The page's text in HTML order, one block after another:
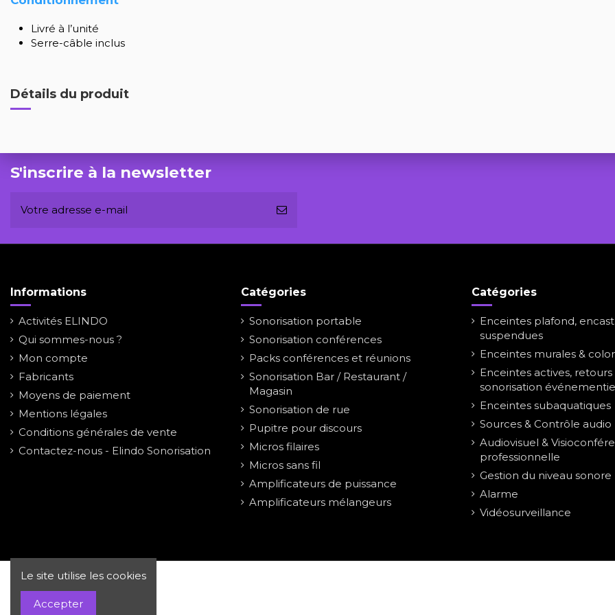
Livré à l’unité
Serre-câble inclus
Détails du produit
S'inscrire à la newsletter
Informations
Activités ELINDO
Qui sommes-nous ?
Mon compte
Fabricants
Moyens de paiement
Mentions légales
Conditions générales de vente
Contactez-nous - Elindo Sonorisation
Catégories
Sonorisation portable
Sonorisation conférences
Packs conférences et réunions
Sonorisation Bar / Restaurant /
Magasin
Sonorisation de rue
Pupitre pour discours
Micros filaires
Micros sans fil
Amplificateurs de puissance
Amplificateurs mélangeurs
Catégories
Enceintes plafond,
suspendues
Enceintes murales &
Enceintes actives,
sonorisation
Enceintes subaquatiques
Sources & Contrôle audio
Audiovisuel &
professionnelle
Gestion du niveau sonore
Alarme
Vidéosurveillance
Le site utilise les cookies
Accepter